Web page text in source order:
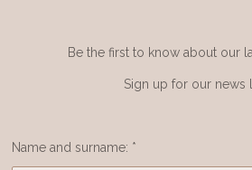
Be the first to know about our
Sign up for our news
Name and surname: *